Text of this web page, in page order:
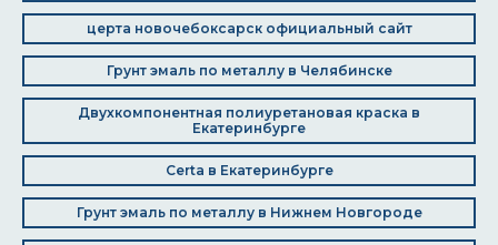
церта новочебоксарск официальный сайт
Грунт эмаль по металлу в Челябинске
Двухкомпонентная полиуретановая краска в
Екатеринбурге
Certa в Екатеринбурге
Грунт эмаль по металлу в Нижнем Новгороде